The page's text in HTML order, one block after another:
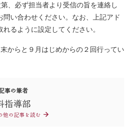
、必ず担当者より受信の旨を連絡し
問い合わせください。なお、上記アド
るように設定してください。
からと９月はじめからの２回行ってい
事の筆者
指導部
他の記事を読む